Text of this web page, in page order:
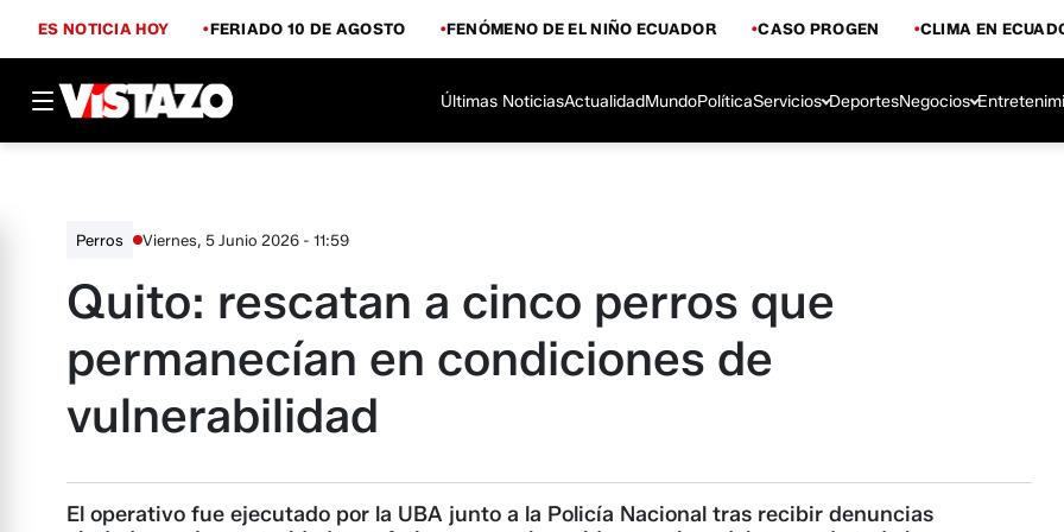
ES NOTICIA HOY FERIADO 10 DE AGOSTO FENÓMENO DE EL NIÑO ECUADOR CASO PROGEN CLIMA EN
Últimas NoticiasActualidadMundoPolíticaServicios DeportesNegocios
Perros Viernes, 5 Junio 2026 - 11:59
Quito: rescatan a cinco perros que
permanecían en condiciones de
vulnerabilidad
El operativo fue ejecutado por la UBA junto a la Policía Nacional tras recibir denuncias